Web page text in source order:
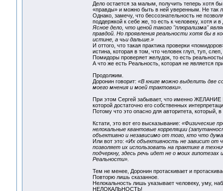
Дело остается за малым, получить теперь хотя
«правды» и можно быть в ней уверенным. Не так
Однако, замечу, что бессознательность не
поддержкой к себе же, то есть к человеку, хотя и
Ясное дело, что ценой такого "плюрализма"
правдой. Но проявления реальности хотя бы в
истине, а чьи дальше.»
И оттого, что такая практика проверки
истина, которая в том, что человек глуп, туп,
Помидоры проверяет желудок, то есть
А что же есть Реальность, которая не является
Продолжим.
Доронин говорит: «В книге можно выделить две
моего мнения и моей трактовки».
При этом Сергей забывает, что именно ЖЕЛАНИЕ
которой достаточно его собственных
Потому что это опасно для авторитета, который,
Кстати, это вот его высказывание: «Физические
нелокальные квантовые корреляции
объективно и независимо от того, кто что
Или вот это: «Их объективность не зависит от
позволяет их использовать на практике в
подчеркну, здесь речь идет не о моих
Реальности».
Тем не менее, Доронин протаскивает и
Повторю лишь сказанное.
Нелокальность лишь указывает человеку, уму,
НЕЛОКАЛЬНОСТЬ!